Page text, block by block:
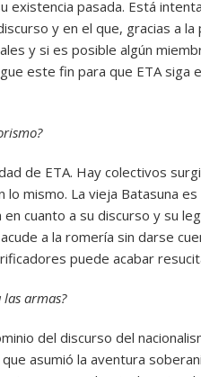
existencia pasada. Está
y en el que, gracias a la
y si es posible algún
este fin para que ETA siga
de ETA. Hay colectivos
mismo. La vieja Batasuna es
cuanto a su discurso y su
a la romería sin darse
puede acabar
las armas?
del discurso del
asumió la aventura